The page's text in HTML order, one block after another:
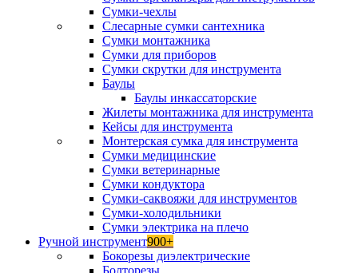
Сумки-чехлы
Слесарные сумки сантехника
Сумки монтажника
Сумки для приборов
Сумки скрутки для инструмента
Баулы
Баулы инкассаторские
Жилеты монтажника для инструмента
Кейсы для инструмента
Монтерская сумка для инструмента
Сумки медицинские
Сумки ветеринарные
Сумки кондуктора
Сумки-саквояжи для инструментов
Сумки-холодильники
Сумки электрика на плечо
Ручной инструмент900+
Бокорезы диэлектрические
Болторезы